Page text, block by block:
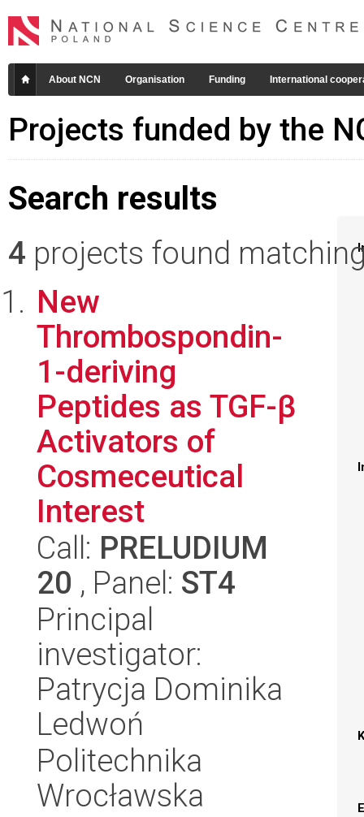
About NCN Organisation Funding International
Projects funded by the
Search results
4 projects found
New
Thrombospondin-
1-deriving
Peptides as TGF-β
Activators of
Cosmeceutical
Interest
Call: PRELUDIUM
20 , Panel: ST4
Principal
investigator:
Patrycja Dominika
Ledwoń
Politechnika
Wrocławska